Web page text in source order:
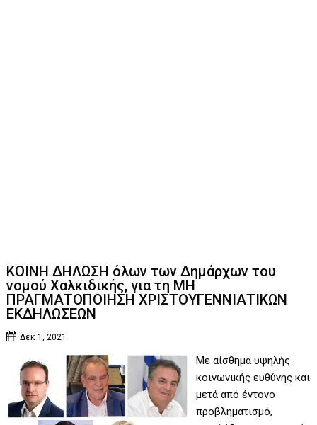
ΚΟΙΝΗ ΔΗΛΩΣΗ όλων των Δημάρχων του
νομού Χαλκιδικής, για τη ΜΗ
ΠΡΑΓΜΑΤΟΠΟΙΗΣΗ ΧΡΙΣΤΟΥΓΕΝΝΙΑΤΙΚΩΝ
ΕΚΔΗΛΩΣΕΩΝ
Δεκ 1, 2021
Με αίσθημα υψηλής
κοινωνικής ευθύνης και
μετά από έντονο
προβληματισμό,